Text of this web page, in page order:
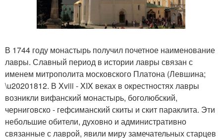
В 1744 году монастырь получил почетное наименование
лавры. Славный период в истории лавры связан с
именем митрополита московского Платона (Левшина;
\u20201812. В Xviii - XIX веках в окрестностях лавры
возникли вифанский монастырь, боголюбский,
черниговско - гефсиманский скиты и скит параклита. Эти
небольшие обители, духовно и административно
связанные с лаврой, явили миру замечательных старцев